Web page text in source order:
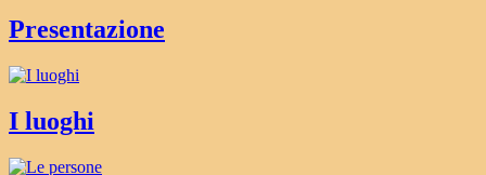
Presentazione
I luoghi